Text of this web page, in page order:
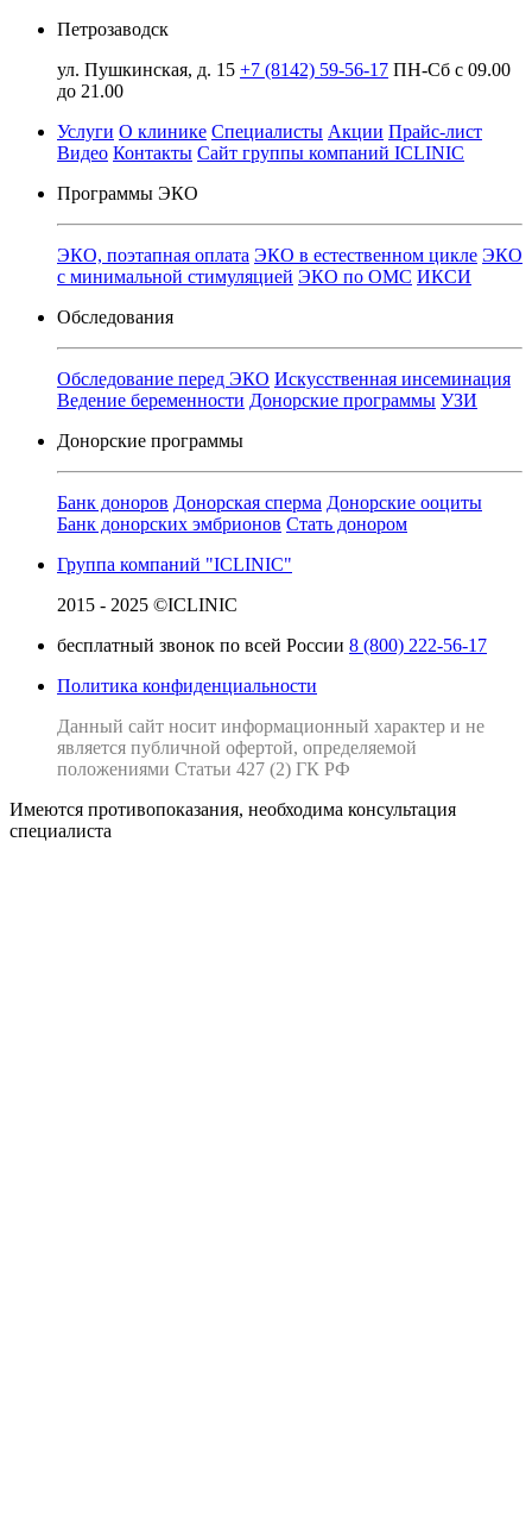
Петрозаводск
ул. Пушкинская, д. 15 +7 (8142) 59-56-17 ПН-Сб с 09.00
до 21.00
Услуги О клинике Специалисты Акции Прайс-лист
Видео Контакты Сайт группы компаний ICLINIC
Программы ЭКО
ЭКО, поэтапная оплата ЭКО в естественном цикле ЭКО
с минимальной стимуляцией ЭКО по ОМС ИКСИ
Обследования
Обследование перед ЭКО Искусственная инсеминация
Ведение беременности Донорские программы УЗИ
Донорские программы
Банк доноров Донорская сперма Донорские ооциты
Банк донорских эмбрионов Стать донором
Группа компаний "ICLINIC"
2015 - 2025 ©ICLINIC
бесплатный звонок по всей России 8 (800) 222-56-17
Политика конфиденциальности
Данный сайт носит информационный характер и не
является публичной офертой, определяемой
положениями Статьи 427 (2) ГК РФ
Имеются противопоказания, необходима консультация
специалиста